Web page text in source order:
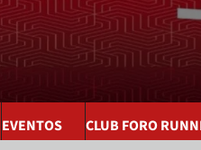
EVENTOS CLUB FORO